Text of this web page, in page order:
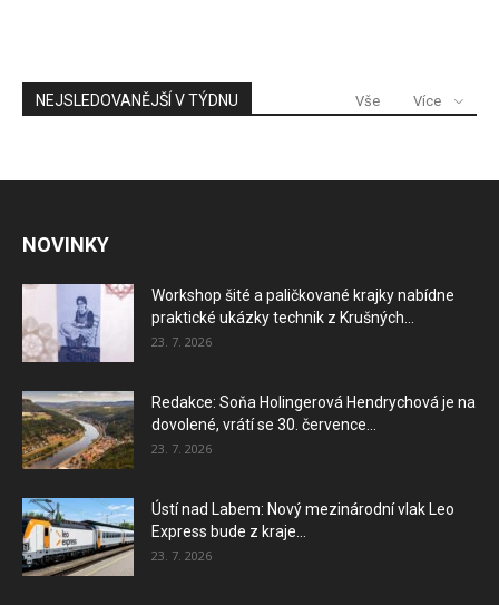
NEJSLEDOVANĚJŠÍ V TÝDNU Vše Více
NOVINKY
Workshop šité a paličkované krajky nabídne
praktické ukázky technik z Krušných...
23. 7. 2026
Redakce: Soňa Holingerová Hendrychová je na
dovolené, vrátí se 30. července...
23. 7. 2026
Ústí nad Labem: Nový mezinárodní vlak Leo
Express bude z kraje...
23. 7. 2026